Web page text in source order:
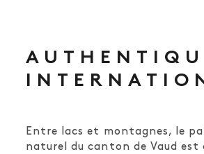
Entre lacs et montagnes, le
naturel du canton de Vaud est